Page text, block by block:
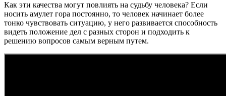
Как эти качества могут повлиять на судьбу человека? Если
носить амулет гора постоянно, то человек начинает более
тонко чувствовать ситуацию, у него развивается способность
видеть положение дел с разных сторон и подходить к
решению вопросов самым верным путем.